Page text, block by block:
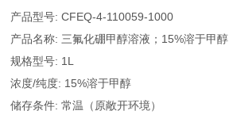
产品型号: CFEQ-4-110059-1000
产品名称: 三氟化硼甲醇溶液；15%溶于甲醇
规格型号: 1L
浓度/纯度: 15%溶于甲醇
储存条件: 常温（原敞开环境）